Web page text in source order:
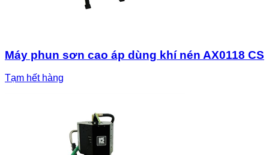
Máy phun sơn cao áp dùng khí nén AX0118 CS
Tạm hết hàng